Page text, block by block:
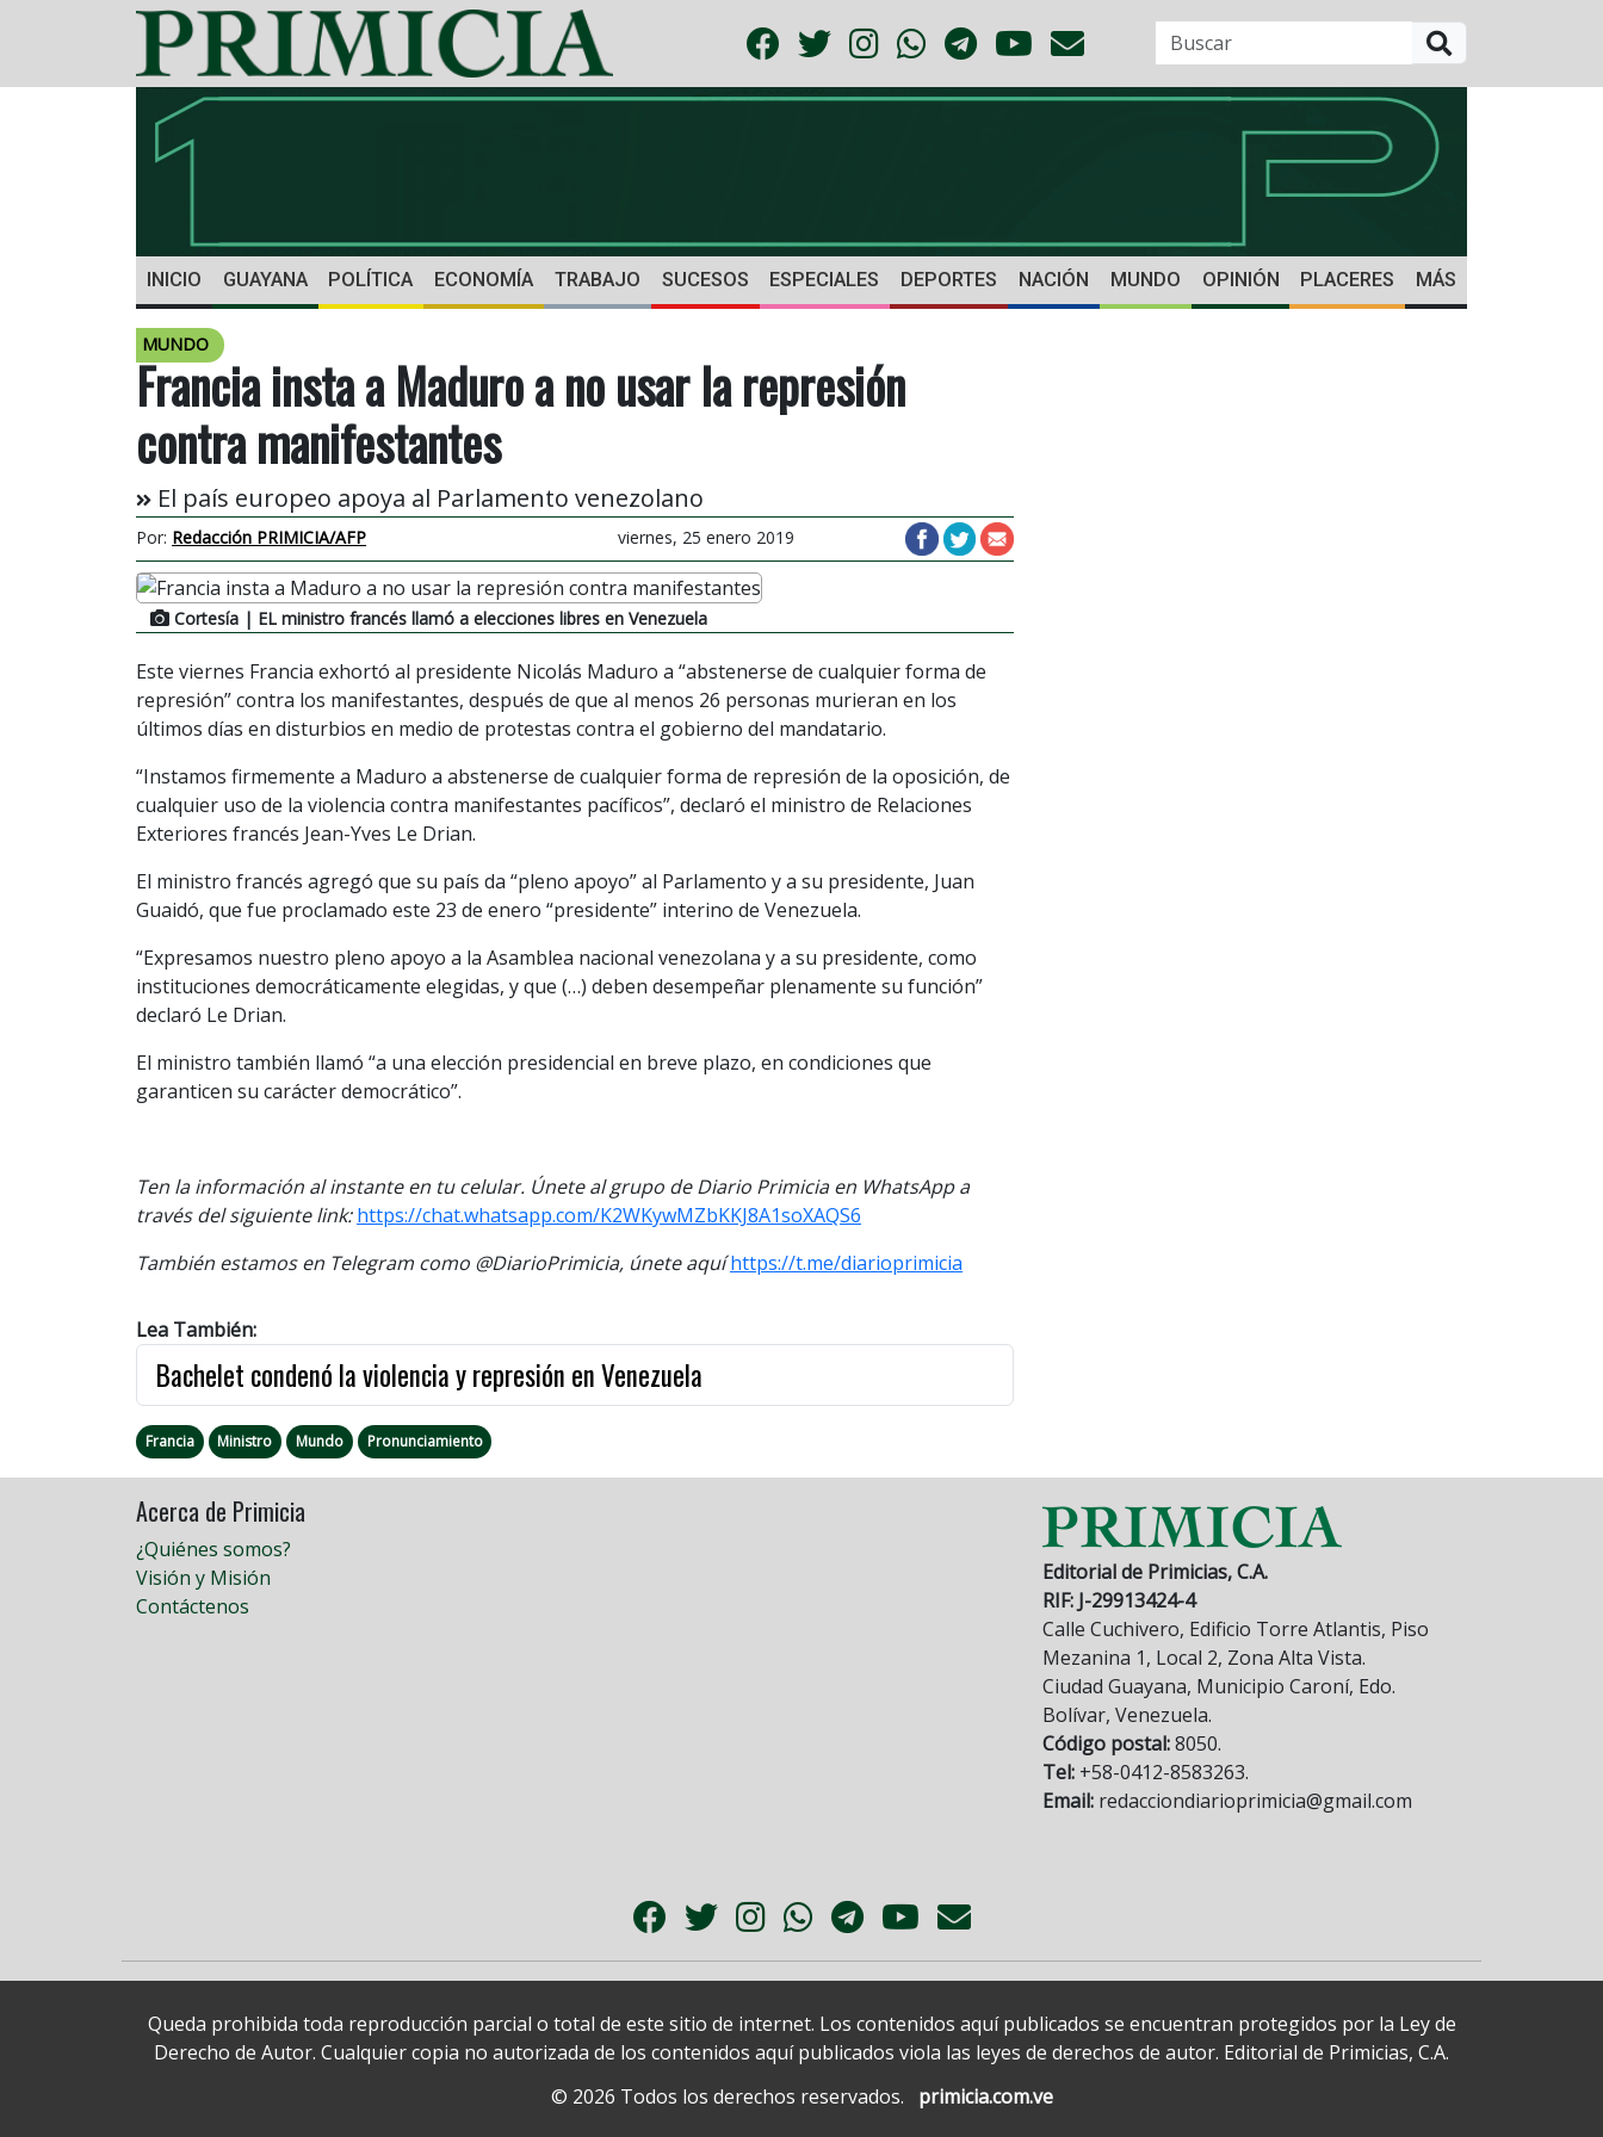
INICIO GUAYANA POLÍTICA ECONOMÍA TRABAJO SUCESOS ESPECIALES DEPORTES NACIÓN MUNDO OPINIÓN PLACERES MÁS
MUNDO
Francia insta a Maduro a no usar la represión
contra manifestantes
El país europeo apoya al Parlamento venezolano
Por: Redacción PRIMICIA/AFP viernes, 25 enero 2019
Cortesía | EL ministro francés llamó a elecciones libres en Venezuela
Este viernes Francia exhortó al presidente Nicolás Maduro a “abstenerse de cualquier forma de
represión” contra los manifestantes, después de que al menos 26 personas murieran en los
últimos días en disturbios en medio de protestas contra el gobierno del mandatario.
“Instamos firmemente a Maduro a abstenerse de cualquier forma de represión de la oposición, de
cualquier uso de la violencia contra manifestantes pacíficos”, declaró el ministro de Relaciones
Exteriores francés Jean-Yves Le Drian.
El ministro francés agregó que su país da “pleno apoyo” al Parlamento y a su presidente, Juan
Guaidó, que fue proclamado este 23 de enero “presidente” interino de Venezuela.
“Expresamos nuestro pleno apoyo a la Asamblea nacional venezolana y a su presidente, como
instituciones democráticamente elegidas, y que (…) deben desempeñar plenamente su función”
declaró Le Drian.
El ministro también llamó “a una elección presidencial en breve plazo, en condiciones que
garanticen su carácter democrático”.
Ten la información al instante en tu celular. Únete al grupo de Diario Primicia en WhatsApp a
través del siguiente link:https://chat.whatsapp.com/K2WKywMZbKKJ8A1soXAQS6
También estamos en Telegram como @DiarioPrimicia, únete aquí https://t.me/diarioprimicia
Lea También:
Bachelet condenó la violencia y represión en Venezuela
Francia Ministro Mundo Pronunciamiento
Acerca de Primicia
¿Quiénes somos?
Visión y Misión
Contáctenos
Editorial de Primicias, C.A.
RIF: J-29913424-4
Calle Cuchivero, Edificio Torre Atlantis, Piso
Mezanina 1, Local 2, Zona Alta Vista.
Ciudad Guayana, Municipio Caroní, Edo.
Bolívar, Venezuela.
Código postal:8050.
Tel: +58-0412-8583263.
Email: redacciondiarioprimicia@gmail.com
Queda prohibida toda reproducción parcial o total de este sitio de internet. Los contenidos aquí publicados se encuentran protegidos por la Ley de
Derecho de Autor. Cualquier copia no autorizada de los contenidos aquí publicados viola las leyes de derechos de autor. Editorial de Primicias, C.A.
© 2026 Todos los derechos reservados.
primicia.com.ve